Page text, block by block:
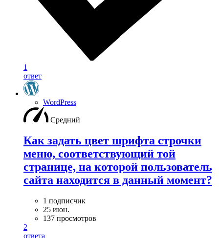
1
ответ
WordPress
Средний
Как задать цвет шрифта строчки
меню, соответствующий той
странице, на которой пользователь
сайта находится в данный момент?
1 подписчик
25 июн.
137 просмотров
2
ответа